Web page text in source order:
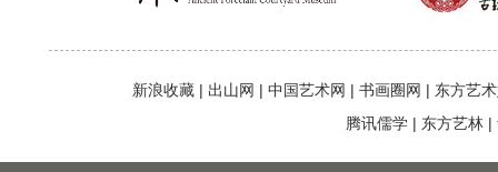
新浪收藏 | 出山网 | 中国艺术网 | 书画圈网 | 东方艺
腾讯儒学 | 东方艺林 |